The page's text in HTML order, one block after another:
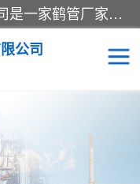
连云港众邦石化设备制造有限公司是一家鹤管厂家主营：鹤管、装车鹤管等，是致力于石油、石化等流体装卸设备(主要产品如鹤管、输油臂、脱缆钩等)的咨询、设计、制造、检测、安装指导、系统调试、维修维护等业务的公司。
公司
装卸鹤管
低温鹤管